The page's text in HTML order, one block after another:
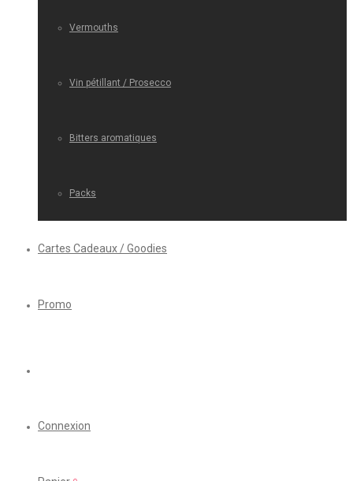
Vermouths
Vin pétillant / Prosecco
Bitters aromatiques
Packs
Cartes Cadeaux / Goodies
Promo
Connexion